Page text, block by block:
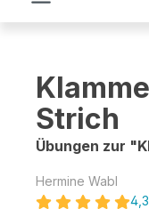
Strich
Übungen zur
Hermine Wabl